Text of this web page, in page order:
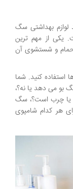
لوازم بهداشتی سگ
یکی از مهم ترین
حمام و شستشوی آن
کنید. شما
بو می دهد یا نه؟،
چرب است؟، سگ
هر کدام شامپوی